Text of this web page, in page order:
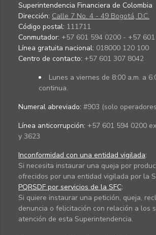
Superintendencia Financiera de Colombia
Dirección: Calle 7 No. 4 - 49 Bogotá, D.C.
Código postal: 111711
Conmutador: +57 601 594 0200 - +57
Línea gratuita nacional: 018000 120 100
Centro de contacto: +57 601 307 8042
Lunes a viernes de 8:00 a.m. a
continua.
Numeral abreviado: #903 (solo
Línea anticorrupción: +57 601 594 0200
y 3623
Inconformidad con una entidad vigilada:
Si necesita instaurar una queja por
ofrecidos por una entidad vigilada por la
PQRSDF por servicios de la SFC:
Si quiere instaurar una petición, queja,
denuncia o felicitación con relación a los
atención de esta Superintendencia.